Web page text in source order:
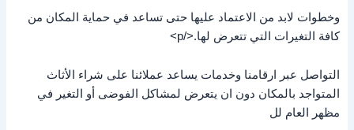
وخطوات لابد من الاعتماد عليها حتى تساعد في حماية المكان من
كافة التغيرات التي تتعرض لها.</p>
التواصل عبر ارقامنا وخدمات يساعد عملائنا على شراء الأثاث
المتواجد بالمكان دون ان يتعرض لمشاكل الفوضى أو التغير في
مظهر العام لل